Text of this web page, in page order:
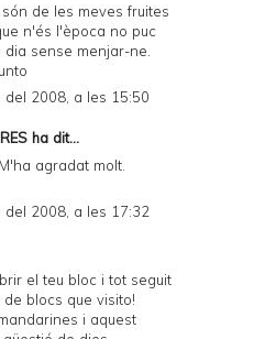
de les meves fruites
n'és l'època no puc
sense menjar-ne.
2008, a les 15:50
ha dit...
agradat molt.
2008, a les 17:32
el teu bloc i tot seguit
blocs que visito!
i aquest